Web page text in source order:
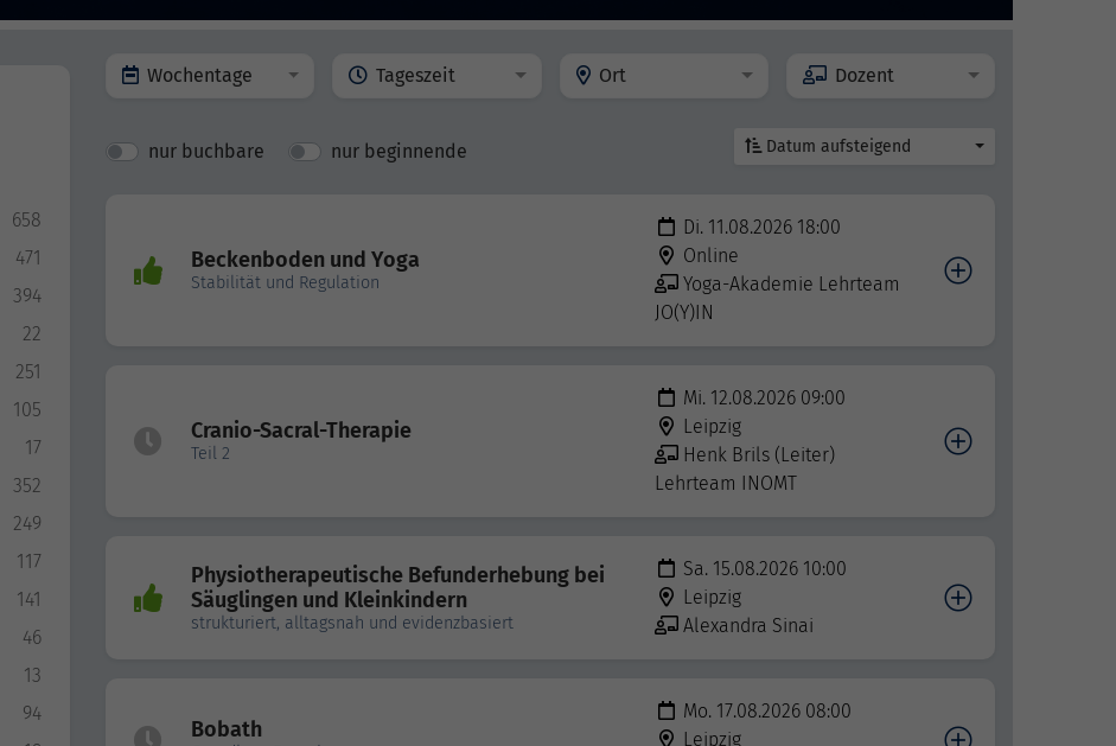
658
471
394
22
251
105
17
352
249
117
141
46
13
94
Wochentage Tageszeit Ort Dozent
nur buchbare nur beginnende Datum aufsteigend
Beckenboden und Yoga
Stabilität und Regulation
Di. 11.08.2026 18:00
Online
Yoga-Akademie Lehrteam
JO(Y)IN
Cranio-Sacral-Therapie
Teil 2
Mi. 12.08.2026 09:00
Leipzig
Henk Brils (Leiter)
Lehrteam INOMT
Physiotherapeutische Befunderhebung bei
Säuglingen und Kleinkindern
strukturiert, alltagsnah und evidenzbasiert
Sa. 15.08.2026 10:00
Leipzig
Alexandra Sinai
Bobath
Mo. 17.08.2026 08:00
Leipzig